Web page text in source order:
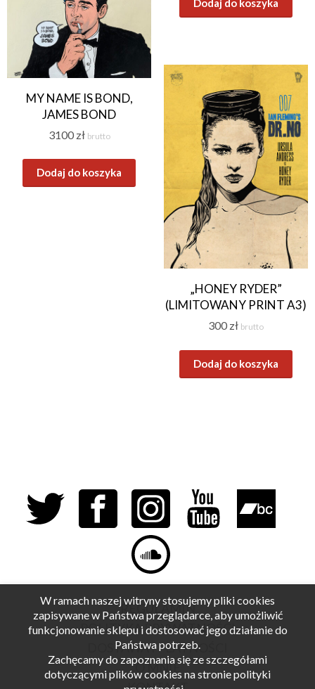
Dodaj do koszyka
MY NAME IS BOND,
JAMES BOND
3100 zł brutto
Dodaj do koszyka
„HONEY RYDER”
(LIMITOWANY PRINT A3)
300 zł brutto
Dodaj do koszyka
REGULAMIN
POLITYKA PRYWATNOŚCI
DOSTAWA I PŁATNOŚCI
O MNIE
W ramach naszej witryny stosujemy pliki cookies
zapisywane w Państwa przeglądarce, aby umożliwić
funkcjonowanie sklepu i dostosować jego działanie do
Państwa potrzeb.
Zachęcamy do zapoznania się ze szczegółami
dotyczącymi plików cookies na stronie polityki